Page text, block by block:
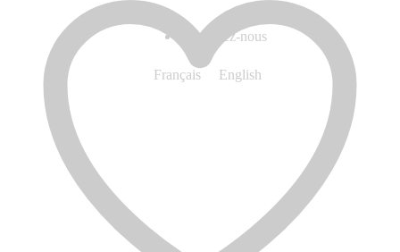
Contactez-nous
Français English